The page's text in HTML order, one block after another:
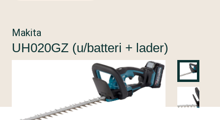
Makita
UH020GZ (u/batteri + lader)